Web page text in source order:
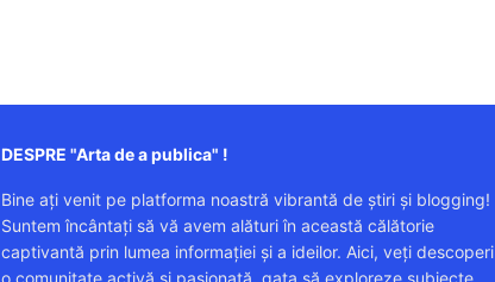
DESPRE "Arta de a publica" !
Bine ați venit pe platforma noastră vibrantă de știri și blogging!
Suntem încântați să vă avem alături în această călătorie
captivantă prin lumea informației și a ideilor. Aici, veți descoperi
o comunitate activă și pasionată, gata să exploreze subiecte